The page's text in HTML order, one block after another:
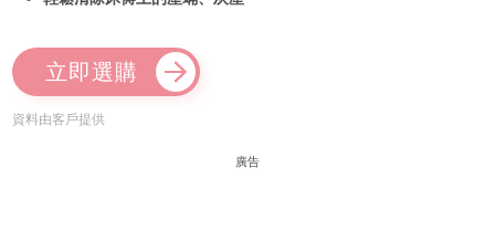
立即選購
資料由客戶提供
廣告